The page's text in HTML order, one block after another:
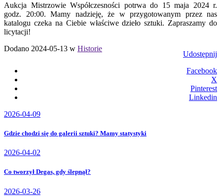
Aukcja Mistrzowie Współczesności potrwa do 15 maja 2024 r.
godz. 20:00. Mamy nadzieję, że w przygotowanym przez nas
katalogu czeka na Ciebie właściwe dzieło sztuki. Zapraszamy do
licytacji!
Dodano 2024-05-13 w Historie
Udostępnij
Facebook
X
Pinterest
Linkedin
2026-04-09
Gdzie chodzi się do galerii sztuki? Mamy statystyki
2026-04-02
Co tworzył Degas, gdy ślepnął?
2026-03-26